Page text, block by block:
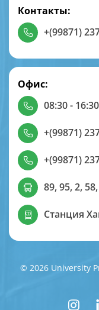
Контакты:
+(99871)
Офис:
08:30 - 16:30
+(99871)
+(99871)
89, 95, 2,
Станция
© 2026 University